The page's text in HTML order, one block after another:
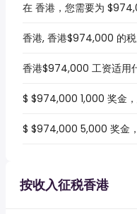
在 香港，您需要为
香港, 香港$974,000 的
香港$974,000 工资适用
$ $974,000 1,000 奖金
$ $974,000 5,000 奖金
按收入征税香港